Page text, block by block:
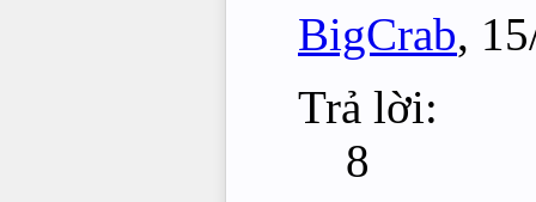
BigCrab,
Trả lời:
8